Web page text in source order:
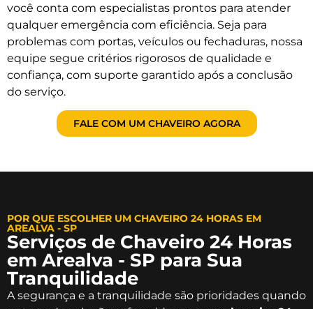
você conta com especialistas prontos para atender
qualquer emergência com eficiência. Seja para
problemas com portas, veículos ou fechaduras, nossa
equipe segue critérios rigorosos de qualidade e
confiança, com suporte garantido após a conclusão
do serviço.
FALE COM UM CHAVEIRO AGORA
POR QUE ESCOLHER UM CHAVEIRO 24 HORAS EM
AREALVA - SP
Serviços de Chaveiro 24 Horas
em Arealva - SP para Sua
Tranquilidade
A segurança e a tranquilidade são prioridades quando